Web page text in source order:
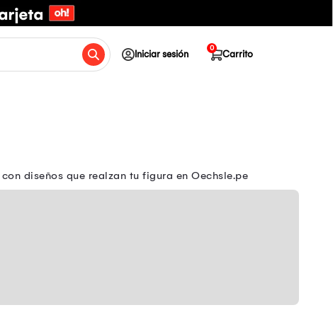
Iniciar sesión Carrito
0
diseños que realzan tu figura en Oechsle.pe